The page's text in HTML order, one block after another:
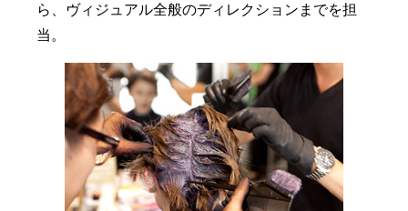
ら、ヴィジュアル全般のディレクションまでを担
当。